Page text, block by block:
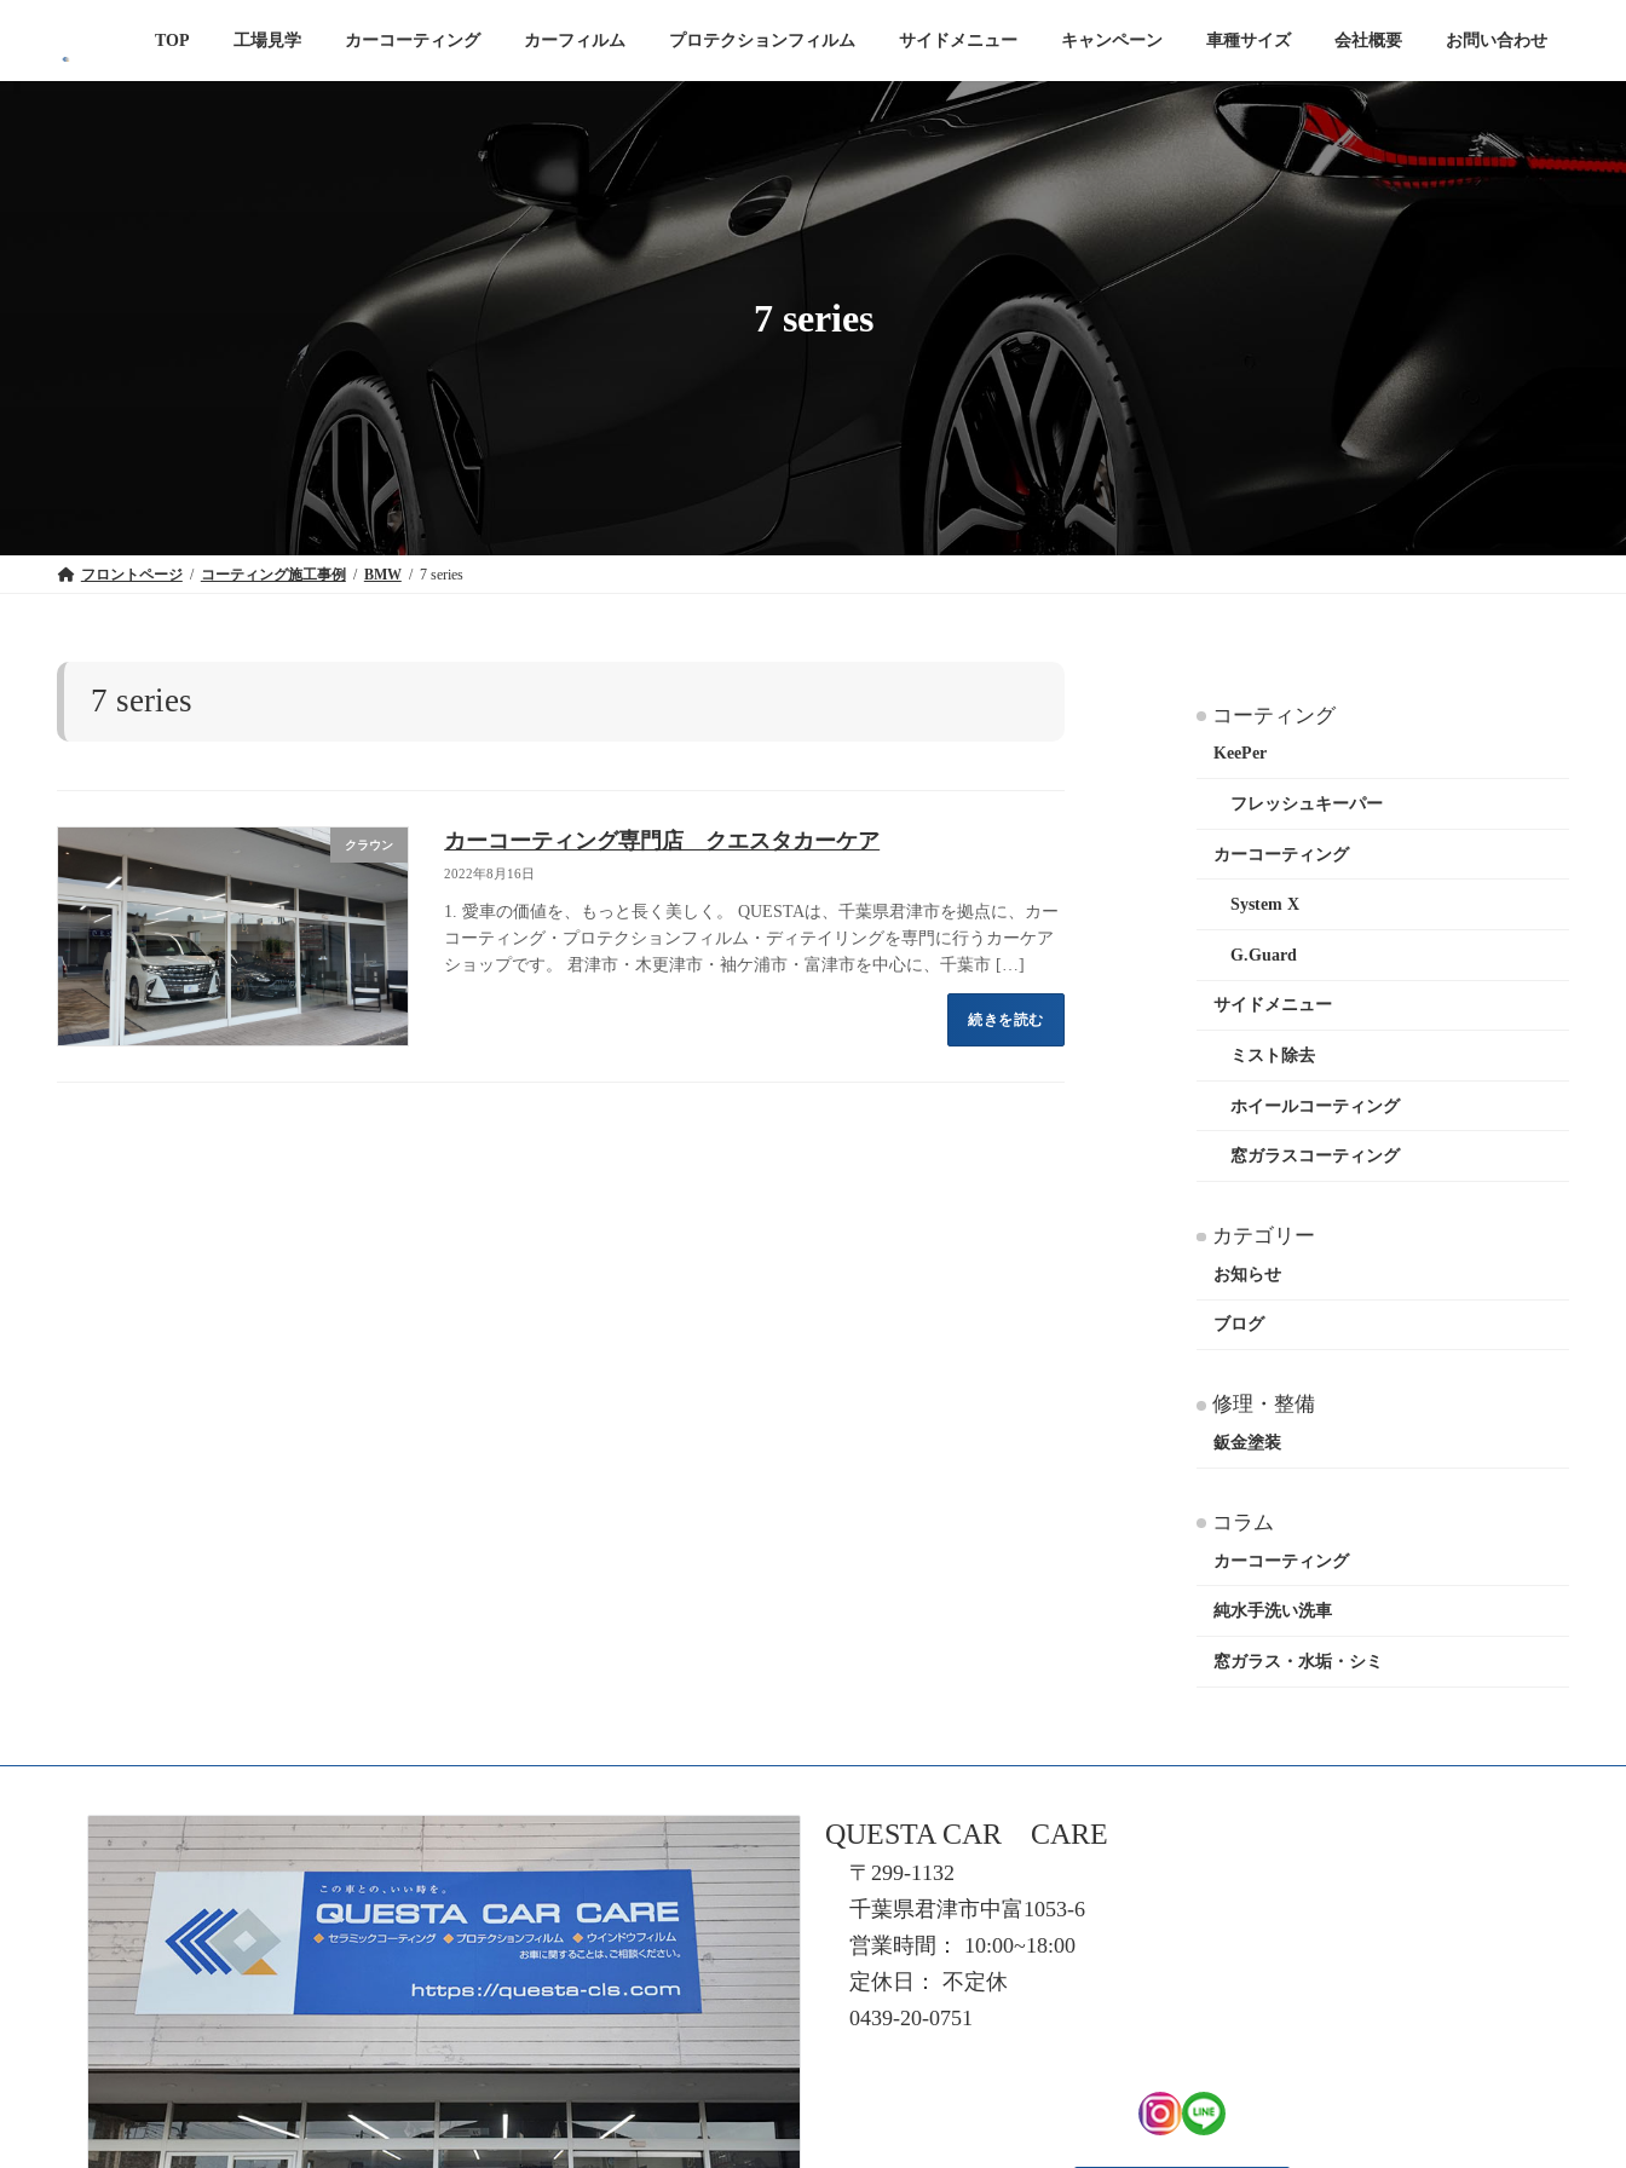
TOP 工場見学 カーコーティング カーフィルム プロテクションフィルム サイドメニュー キャンペーン 車種サイズ 会社概要 お問い合わせ
7 series
フロントページ コーティング施工事例 BMW 7 series
7 series
クラウン カーコーティング専門店 クエスタカーケア
2022年8月16日
1. 愛車の価値を、もっと長く美しく。 QUESTAは、千葉県君津市を拠点に、カー
コーティング・プロテクションフィルム・ディテイリングを専門に行うカーケア
ショップです。 君津市・木更津市・袖ケ浦市・富津市を中心に、千葉市 […]
続きを読む
コーティング
KeePer
フレッシュキーパー
カーコーティング
System X
G.Guard
サイドメニュー
ミスト除去
ホイールコーティング
窓ガラスコーティング
カテゴリー
お知らせ
ブログ
修理・整備
鈑金塗装
コラム
カーコーティング
純水手洗い洗車
窓ガラス・水垢・シミ
QUESTA CAR CARE
〒299-1132
千葉県君津市中富1053-6
営業時間： 10:00~18:00
定休日： 不定休
0439-20-0751